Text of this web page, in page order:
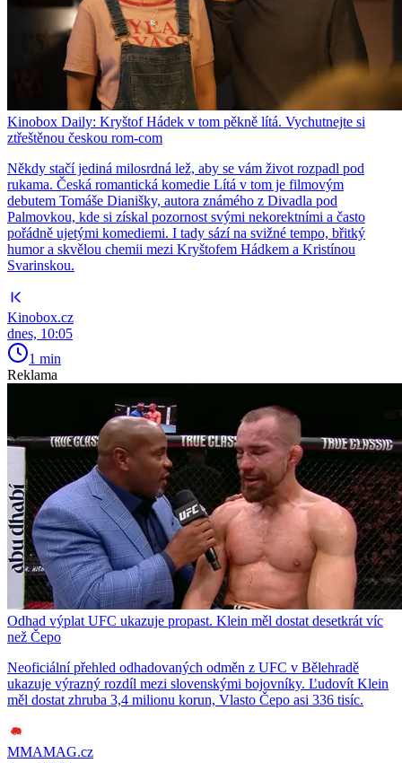
Kinobox Daily: Kryštof Hádek v tom pěkně lítá. Vychutnejte si
ztřeštěnou českou rom-com
Někdy stačí jediná milosrdná lež, aby se vám život rozpadl pod
rukama. Česká romantická komedie Lítá v tom je filmovým
debutem Tomáše Dianišky, autora známého z Divadla pod
Palmovkou, kde si získal pozornost svými nekorektními a často
pořádně ujetými komediemi. I tady sází na svižné tempo, břitký
humor a skvělou chemii mezi Kryštofem Hádkem a Kristínou
Svarinskou.
Kinobox.cz
dnes, 10:05
1 min
Reklama
Odhad výplat UFC ukazuje propast. Klein měl dostat desetkrát víc
než Čepo
Neoficiální přehled odhadovaných odměn z UFC v Bělehradě
ukazuje výrazný rozdíl mezi slovenskými bojovníky. Ľudovít Klein
měl dostat zhruba 3,4 milionu korun, Vlasto Čepo asi 336 tisíc.
MMAMAG.cz